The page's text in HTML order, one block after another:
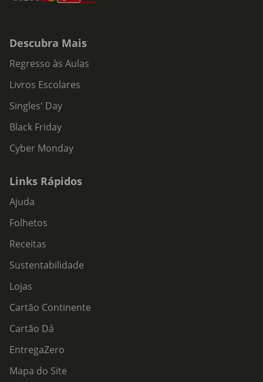
Descubra Mais
Regresso às Aulas
Livros Escolares
Singles' Day
Black Friday
Cyber Monday
Links Rápidos
Ajuda
Folhetos
Receitas
Sustentabilidade
Lojas
Cartão Continente
Cartão Dá
EntregaZero
Mapa do Site